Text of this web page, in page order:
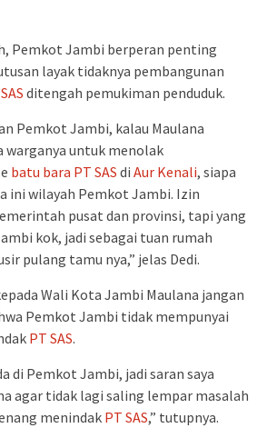
Pemkot Jambi berperan penting
layak tidaknya pembangunan
ditengah pemukiman penduduk.
Pemkot Jambi, kalau Maulana
warganya untuk menolak
batu bara PT SAS di Aur Kenali, siapa
ini wilayah Pemkot Jambi. Izin
pusat dan provinsi, tapi yang
kok, jadi sebagai tuan rumah
pulang tamu nya,” jelas Dedi.
Wali Kota Jambi Maulana jangan
Pemkot Jambi tidak mempunyai
PT SAS.
di Pemkot Jambi, jadi saran saya
agar tidak lagi saling lempar masalah
menindak PT SAS,” tutupnya.